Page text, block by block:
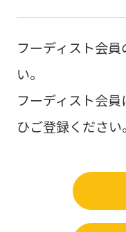
フーディスト会
い。
フーディスト会
ひご登録ください。